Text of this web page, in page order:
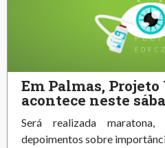
Em Palmas,
acontece neste
Será realizada
depoimentos sobre